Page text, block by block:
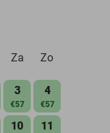
Za Zo
3
€57
4
€57
10 11